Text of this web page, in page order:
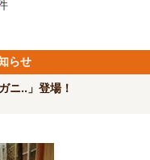
らせ
ニ..」登場！